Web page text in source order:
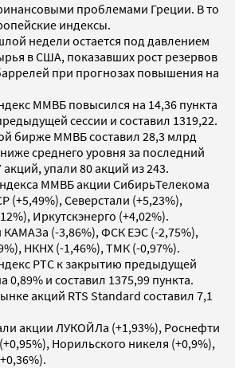
проблемами Греции. В то
индексы.
недели остается под давлением
в США, показавших рост резервов
при прогнозах повышения на
ММВБ повысился на 14,36 пункта
сессии и составил 1319,22.
бирже ММВБ составил 28,3 млрд
среднего уровня за последний
упали 80 акций из 243.
ММВБ акции СибирьТелекома
(+5,49%), Северстали (+5,23%),
Иркутскэнерго (+4,02%).
(-3,86%), ФСК ЕЭС (-2,75%),
НКНХ (-1,46%), ТМК (-0,97%).
РТС к закрытию предыдущей
0,89% и составил 1375,99 пункта.
акций RTS Standard составил 7,1
акции ЛУКОЙЛа (+1,93%), Роснефти
Норильского никеля (+0,9%),